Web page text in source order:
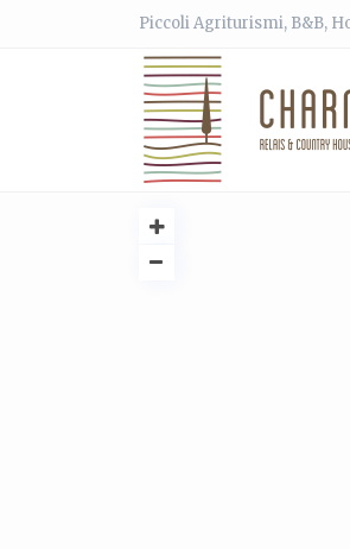
Piccoli Agriturismi, B&B,